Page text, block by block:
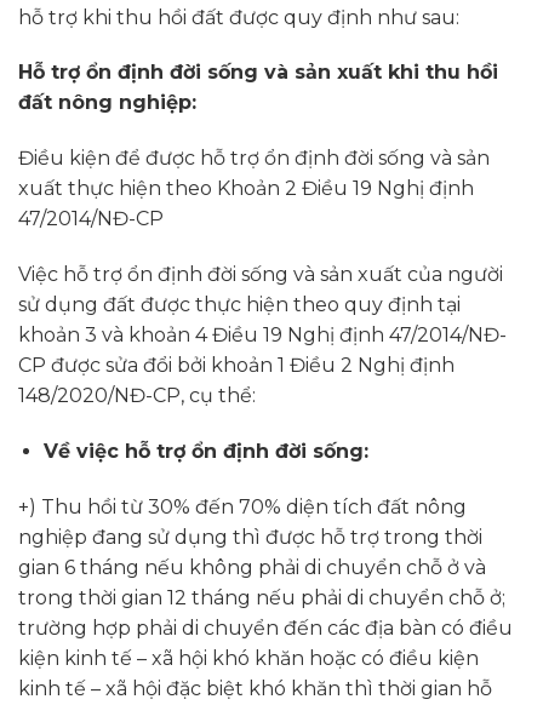
hỗ trợ khi thu hồi đất được quy định như sau:
Hỗ trợ ổn định đời sống và sản xuất khi thu hồi
đất nông nghiệp:
Điều kiện để được hỗ trợ ổn định đời sống và sản
xuất thực hiện theo Khoản 2 Điều 19 Nghị định
47/2014/NĐ-CP
Việc hỗ trợ ổn định đời sống và sản xuất của người
sử dụng đất được thực hiện theo quy định tại
khoản 3 và khoản 4 Điều 19 Nghị định 47/2014/NĐ-
CP được sửa đổi bởi khoản 1 Điều 2 Nghị định
148/2020/NĐ-CP, cụ thể:
Về việc hỗ trợ ổn định đời sống:
+) Thu hồi từ 30% đến 70% diện tích đất nông
nghiệp đang sử dụng thì được hỗ trợ trong thời
gian 6 tháng nếu không phải di chuyển chỗ ở và
trong thời gian 12 tháng nếu phải di chuyển chỗ ở;
trường hợp phải di chuyển đến các địa bàn có điều
kiện kinh tế – xã hội khó khăn hoặc có điều kiện
kinh tế – xã hội đặc biệt khó khăn thì thời gian hỗ